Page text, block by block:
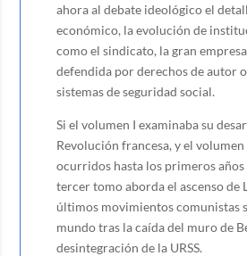
ahora al debate ideológico el
económico, la evolución de
como el sindicato, la gran
defendida por derechos de autor
sistemas de seguridad social.
Si el volumen I examinaba su
Revolución francesa, y el
ocurridos hasta los primeros años
tercer tomo aborda el ascenso de
últimos movimientos comunistas
mundo tras la caída del muro de
desintegración de la URSS.